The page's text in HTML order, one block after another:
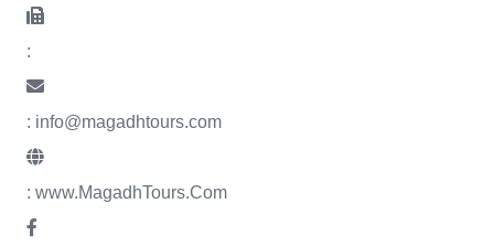
:
: info@magadhtours.com
: www.MagadhTours.Com